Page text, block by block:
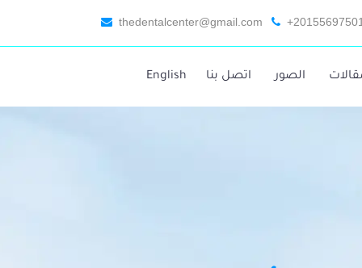
thedentalcenter@gmail.com
الصور اتصل بنا English